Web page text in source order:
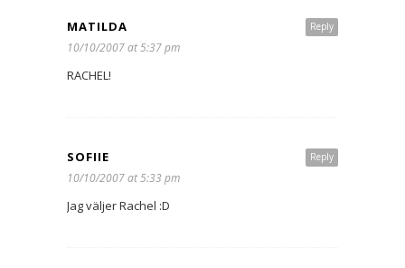
Reply
MATILDA
10/10/2007 at 5:37 pm
RACHEL!
Reply
SOFIIE
10/10/2007 at 5:33 pm
Jag väljer Rachel :D